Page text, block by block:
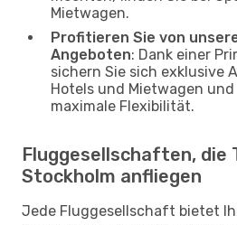
Mietwagen.
Profitieren Sie von
Angeboten: Dank einer
sichern Sie sich exklusive
Hotels und Mietwagen
maximale Flexibilität.
Fluggesellschaften, die
Stockholm anfliegen
Jede Fluggesellschaft bietet